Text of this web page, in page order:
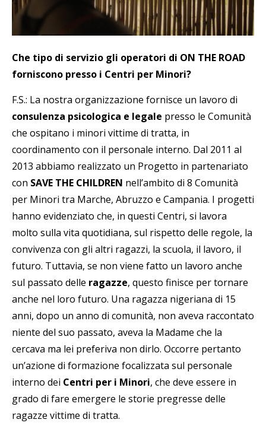
Che tipo di servizio gli operatori di ON THE ROAD
forniscono presso i Centri per Minori?
F.S.: La nostra organizzazione fornisce un lavoro di
consulenza psicologica e legale presso le Comunità
che ospitano i minori vittime di tratta, in
coordinamento con il personale interno. Dal 2011 al
2013 abbiamo realizzato un Progetto in partenariato
con SAVE THE CHILDREN nell’ambito di 8 Comunità
per Minori tra Marche, Abruzzo e Campania. I progetti
hanno evidenziato che, in questi Centri, si lavora
molto sulla vita quotidiana, sul rispetto delle regole, la
convivenza con gli altri ragazzi, la scuola, il lavoro, il
futuro. Tuttavia, se non viene fatto un lavoro anche
sul passato delle ragazze, questo finisce per tornare
anche nel loro futuro. Una ragazza nigeriana di 15
anni, dopo un anno di comunità, non aveva raccontato
niente del suo passato, aveva la Madame che la
cercava ma lei preferiva non dirlo. Occorre pertanto
un’azione di formazione focalizzata sul personale
interno dei Centri per i Minori, che deve essere in
grado di fare emergere le storie pregresse delle
ragazze vittime di tratta.